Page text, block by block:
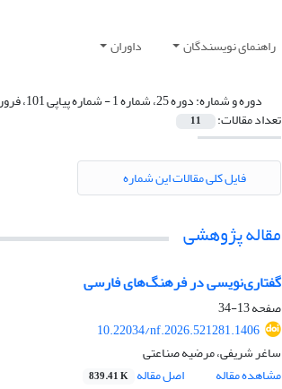
راهنمای نویسندگان داوران
دوره و شماره:دوره 25، شماره 1 - شماره پیاپی 101، فروردین و اردیبهشت 1405، صفحه 3-232 (نامه فرهنگستان (دستور))
تعداد مقالات: 11
فایل کلی مقالات این شماره
مقاله پژوهشی
گفتاری‌نویسی در فرهنگ‌های فارسی
صفحه13-34
10.22034/nf.2026.521281.1406
ساغر شریفی، مرضیه صناعتی
مشاهده مقاله
اصل مقاله 839.41 K